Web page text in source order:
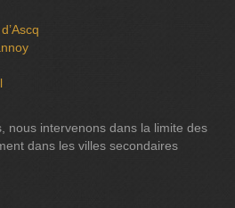
nous intervenons dans la limite des
dans les villes secondaires